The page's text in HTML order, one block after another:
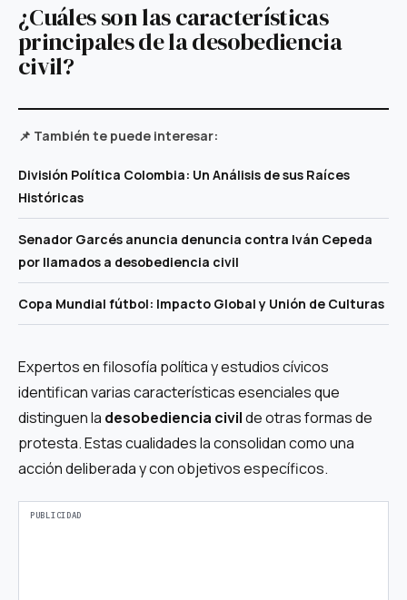
¿Cuáles son las características
principales de la desobediencia
civil?
📌 También te puede interesar:
División Política Colombia: Un Análisis de sus Raíces
Históricas
Senador Garcés anuncia denuncia contra Iván Cepeda
por llamados a desobediencia civil
Copa Mundial fútbol: Impacto Global y Unión de Culturas
Expertos en filosofía política y estudios cívicos
identifican varias características esenciales que
distinguen la desobediencia civilde otras formas de
protesta. Estas cualidades la consolidan como una
acción deliberada y con objetivos específicos.